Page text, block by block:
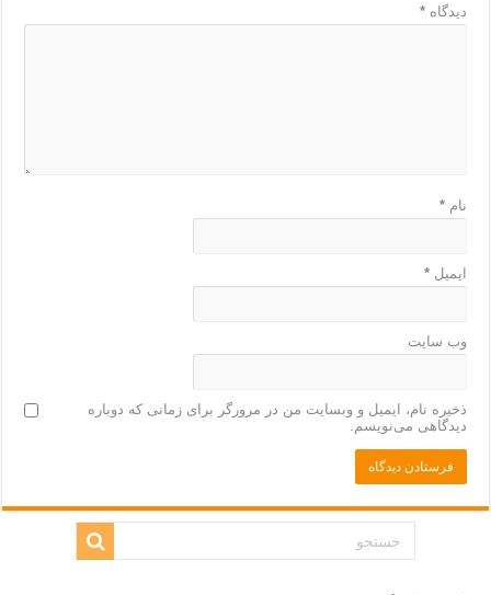
دیدگاه*
نام*
ایمیل*
وب‌ سایت
ذخیره نام، ایمیل و وبسایت من در مرورگر برای زمانی که دوباره
دیدگاهی می‌نویسم.